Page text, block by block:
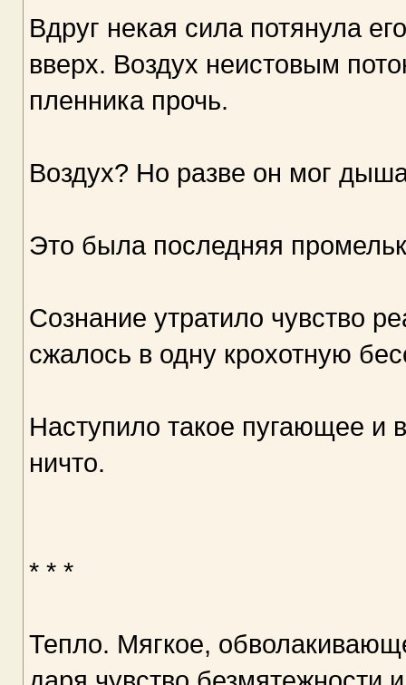
Вдруг некая сила потянула
вверх. Воздух неистовым
пленника прочь.
Воздух? Но разве он мог
Это была последняя
Сознание утратило чувство
сжалось в одну крохотную
Наступило такое пугающее и
ничто.
* * *
Тепло. Мягкое,